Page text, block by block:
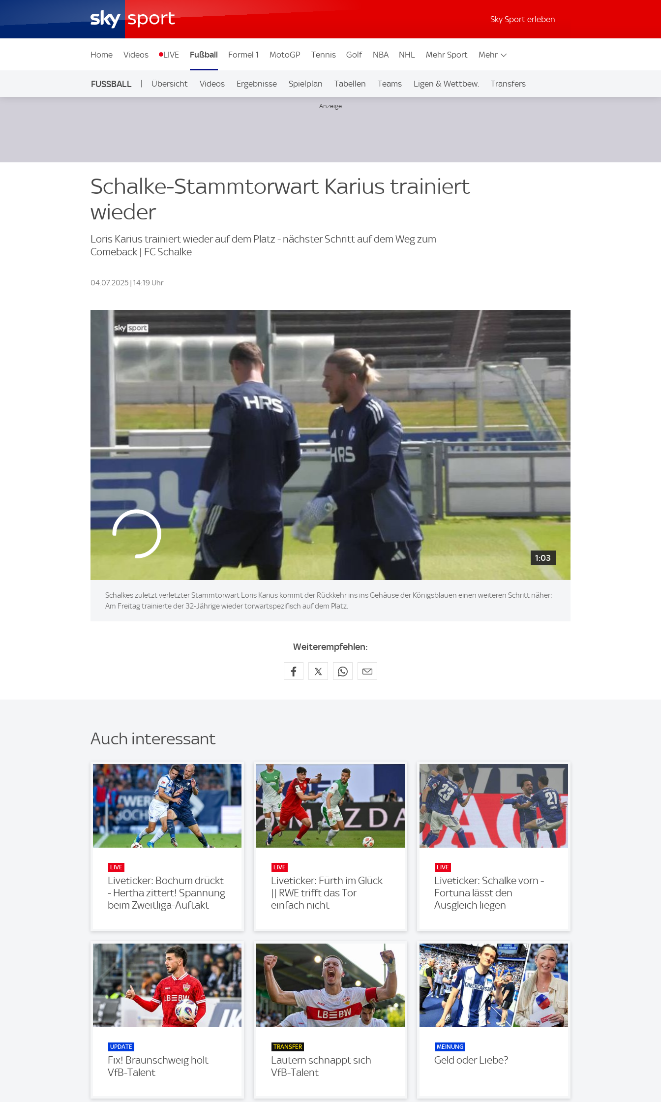
Sky Sport erleben
Home Videos LIVE Fußball Formel 1 MotoGP Tennis Golf NBA NHL Mehr Sport Mehr
FUSSBALL Übersicht Videos Ergebnisse Spielplan Tabellen Teams Ligen & Wettbew. Transfers
Schalke-Stammtorwart Karius trainiert
wieder
Loris Karius trainiert wieder auf dem Platz - nächster Schritt auf dem Weg zum
Comeback | FC Schalke
04.07.2025 | 14:19 Uhr
1:03
Schalkes zuletzt verletzter Stammtorwart Loris Karius kommt der Rückkehr ins ins Gehäuse der Königsblauen einen weiteren Schritt näher:
Am Freitag trainierte der 32-Jährige wieder torwartspezifisch auf dem Platz.
Weiterempfehlen:
Auch interessant
LIVE
Liveticker: Bochum drückt
- Hertha zittert! Spannung
beim Zweitliga-Auftakt
LIVE
Liveticker: Fürth im Glück
|| RWE trifft das Tor
einfach nicht
LIVE
Liveticker: Schalke vorn -
Fortuna lässt den
Ausgleich liegen
UPDATE
Fix! Braunschweig holt
VfB-Talent
TRANSFER
Lautern schnappt sich
VfB-Talent
MEINUNG
Geld oder Liebe?